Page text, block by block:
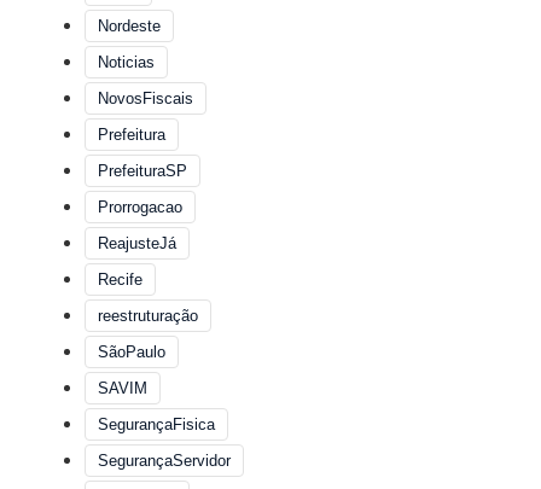
Nordeste
Noticias
NovosFiscais
Prefeitura
PrefeituraSP
Prorrogacao
ReajusteJá
Recife
reestruturação
SãoPaulo
SAVIM
SegurançaFisica
SegurançaServidor